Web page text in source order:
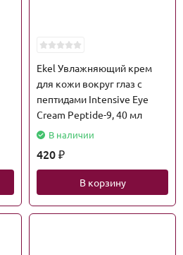
Ekel Увлажняющий крем
для кожи вокруг глаз с
пептидами Intensive Eye
Cream Peptide-9, 40 мл
В наличии
420 ₽
В корзину